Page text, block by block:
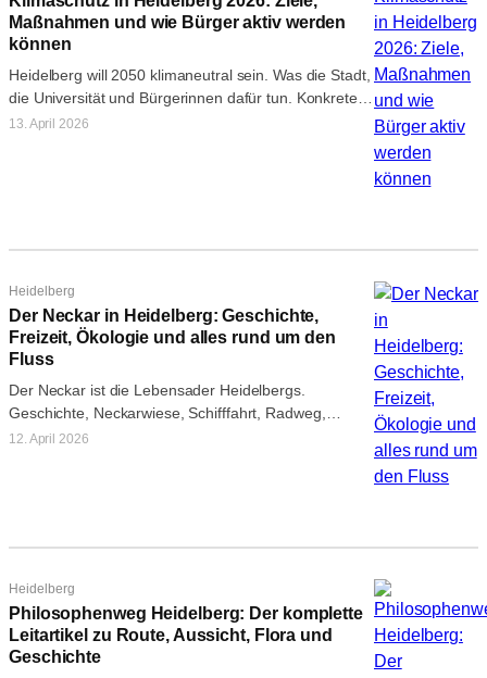
Maßnahmen und wie Bürger aktiv werden
können
Heidelberg will 2050 klimaneutral sein. Was die Stadt,
die Universität und Bürgerinnen dafür tun. Konkrete
Maßnahmen, Initiativen und Tipps für…
13. April 2026
Heidelberg
Der Neckar in Heidelberg: Geschichte,
Freizeit, Ökologie und alles rund um den
Fluss
Der Neckar ist die Lebensader Heidelbergs.
Geschichte, Neckarwiese, Schifffahrt, Radweg,
Ökologie und alle Freizeitangebote am Fluss – der
12. April 2026
Heidelberg
Philosophenweg Heidelberg: Der komplette
Leitartikel zu Route, Aussicht, Flora und
Geschichte